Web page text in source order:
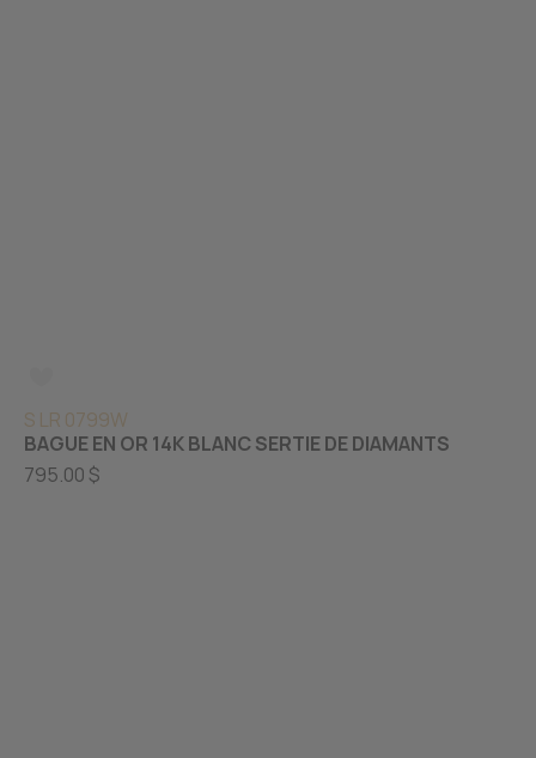
S LR 0799W
BAGUE EN OR 14K BLANC SERTIE DE DIAMANTS
795.00 $